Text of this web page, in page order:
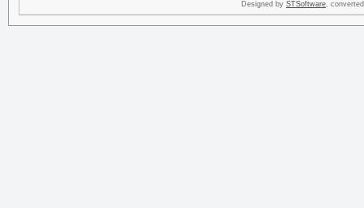
Designed by STSoftware,